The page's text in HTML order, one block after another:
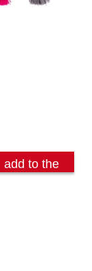
add to the